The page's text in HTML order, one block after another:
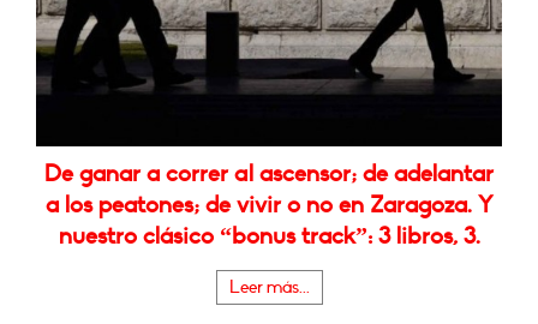
De ganar a correr al ascensor; de adelantar
a los peatones; de vivir o no en Zaragoza. Y
nuestro clásico “bonus track”: 3 libros, 3.
Leer más...